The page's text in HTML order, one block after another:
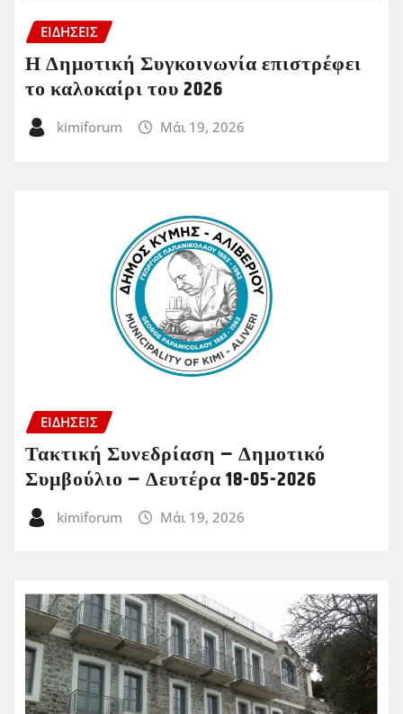
ΕΙΔΗΣΕΙΣ
Η Δημοτική Συγκοινωνία επιστρέφει
το καλοκαίρι του 2026
kimiforum Μάι 19, 2026
ΕΙΔΗΣΕΙΣ
Τακτική Συνεδρίαση – Δημοτικό
Συμβούλιο – Δευτέρα 18-05-2026
kimiforum Μάι 19, 2026